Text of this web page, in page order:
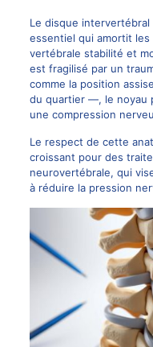
Le disque
essentiel qui amortit
vertébrale stabilité et
est fragilisé par un
comme la position
du quartier —, le noyau
une compression
Le respect de cette
croissant pour des
neurovertébrale, qui
à réduire la pression